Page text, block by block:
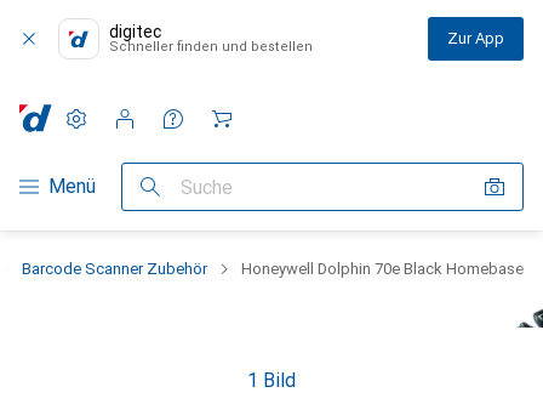
digitec
Schneller finden und bestellen Zur App
Navigation nach Kategorien
Menü Suche
Einstellungen
Kundenkonto
Vergleichslisten
Merklisten
Warenkorb
Barcode Scanner Zubehör Honeywell Dolphin 70e Black Homebase
1 Bild